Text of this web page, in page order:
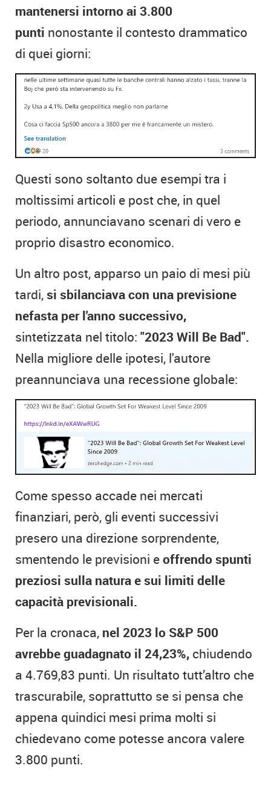
mantenersi intorno ai 3.800
punti nonostante il contesto drammatico
di quei giorni:
Questi sono soltanto due esempi tra i
moltissimi articoli e post che, in quel
periodo, annunciavano scenari di vero e
proprio disastro economico.
Un altro post, apparso un paio di mesi più
tardi,si sbilanciava con una previsione
nefasta per l'anno successivo,
sintetizzata nel titolo: "2023 Will Be Bad".
Nella migliore delle ipotesi, l'autore
preannunciava una recessione globale:
Come spesso accade nei mercati
finanziari, però, gli eventi successivi
presero una direzione sorprendente,
smentendo le previsioni eoffrendo spunti
preziosi sulla natura e sui limiti delle
capacità previsionali.
Per la cronaca, nel 2023 lo S&P 500
avrebbe guadagnato il 24,23%, chiudendo
a 4.769,83 punti. Un risultato tutt’altro che
trascurabile, soprattutto se si pensa che
appena quindici mesi prima molti si
chiedevano come potesse ancora valere
3.800 punti.